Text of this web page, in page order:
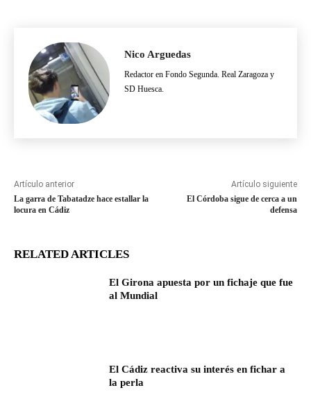
Nico Arguedas
Redactor en Fondo Segunda. Real Zaragoza y
SD Huesca.
Artículo anterior
La garra de Tabatadze hace estallar la
locura en Cádiz
Artículo siguiente
El Córdoba sigue de cerca a un
defensa
RELATED ARTICLES
El Girona apuesta por un fichaje que fue
al Mundial
El Cádiz reactiva su interés en fichar a
la perla